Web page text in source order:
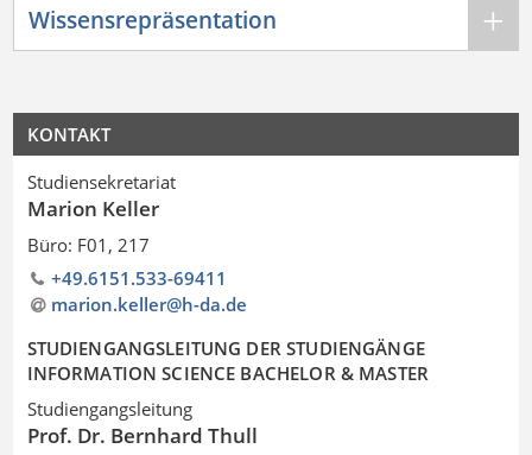
Wissensrepräsentation
KONTAKT
Studiensekretariat
Marion Keller
Büro: F01, 217
+49.6151.533-69411
marion.keller@h-da.de
STUDIENGANGSLEITUNG DER STUDIENGÄNGE
INFORMATION SCIENCE BACHELOR & MASTER
Studiengangsleitung
Prof. Dr. Bernhard Thull